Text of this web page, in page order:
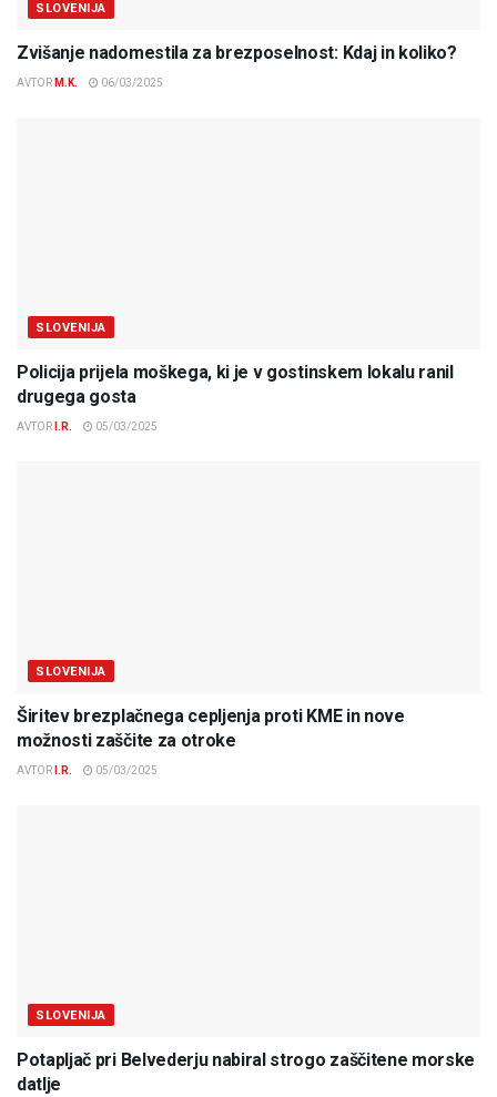
SLOVENIJA
Zvišanje nadomestila za brezposelnost: Kdaj in koliko?
AVTOR M.K. 06/03/2025
SLOVENIJA
Policija prijela moškega, ki je v gostinskem lokalu ranil
drugega gosta
AVTOR I.R. 05/03/2025
SLOVENIJA
Širitev brezplačnega cepljenja proti KME in nove
možnosti zaščite za otroke
AVTOR I.R. 05/03/2025
SLOVENIJA
Potapljač pri Belvederju nabiral strogo zaščitene morske
datlje